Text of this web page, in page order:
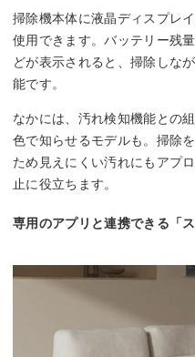
掃除機本体に液晶ディスプレ
使用できます。バッテリー残
どが表示されると、掃除しな
能です。
なかには、汚れ検知機能との
色で知らせるモデルも。掃除
ため見えにくい汚れにもアプ
止に役立ちます。
専用のアプリと連携できる「ス